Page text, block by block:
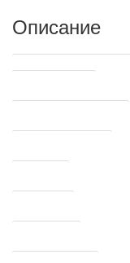
Описание
Технические